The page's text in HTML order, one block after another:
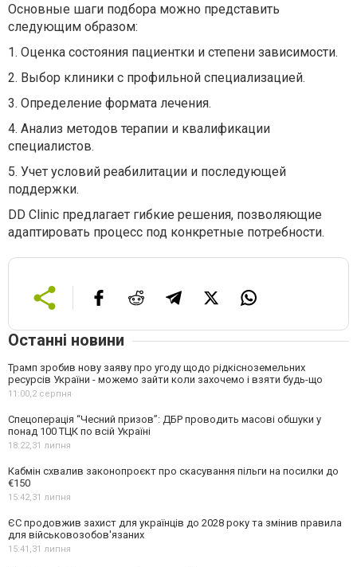
Основные шаги подбора можно представить
следующим образом:
1. Оценка состояния пациентки и степени зависимости.
2. Выбор клиники с профильной специализацией.
3. Определение формата лечения.
4. Анализ методов терапии и квалификации
специалистов.
5. Учет условий реабилитации и последующей
поддержки.
DD Clinic предлагает гибкие решения, позволяющие
адаптировать процесс под конкретные потребности.
Останні новини
Трамп зробив нову заяву про угоду щодо рідкісноземельних
ресурсів України - можемо зайти коли захочемо і взяти будь-що
11:00,2 серпня
Спецоперація “Чесний призов”: ДБР проводить масові обшуки у
понад 100 ТЦК по всій Україні
18:22,31 липня
Кабмін схвалив законопроєкт про скасування пільги на посилки до
€150
15:42,31 липня
ЄС продовжив захист для українців до 2028 року та змінив правила
для військовозобов'язаних
15:41,31 липня